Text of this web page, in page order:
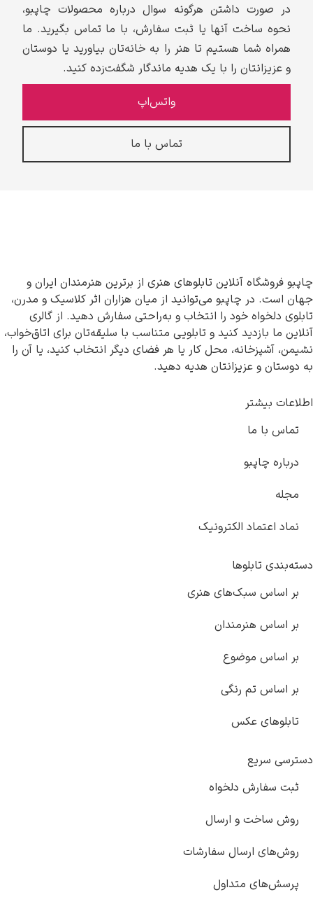
در صورت داشتن هرگونه سوال درباره محصولات چاپبو،
نحوه ساخت آنها یا ثبت سفارش، با ما تماس بگیرید. ما
همراه شما هستیم تا هنر را به خانه‌تان بیاورید یا دوستان
و عزیزانتان را با یک هدیه ماندگار شگفت‌زده کنید.
واتس‌اپ
تماس با ما
چاپبو فروشگاه آنلاین تابلوهای هنری از برترین هنرمندان ایران و
جهان است. در چاپبو می‌توانید از میان هزاران اثر کلاسیک و مدرن،
تابلوی دلخواه خود را انتخاب و به‌راحتی سفارش دهید. از گالری
آنلاین ما بازدید کنید و تابلویی متناسب با سلیقه‌تان برای اتاق‌خواب،
نشیمن، آشپزخانه، محل کار یا هر فضای دیگر انتخاب کنید، یا آن را
به دوستان و عزیزانتان هدیه دهید.
اطلاعات بیشتر
تماس با ما
درباره چاپبو
مجله
نماد اعتماد الکترونیک
دسته‌بندی تابلوها
بر اساس سبک‌های هنری
بر اساس هنرمندان
بر اساس موضوع
بر اساس تم رنگی
تابلوهای عکس
دسترسی سریع
ثبت سفارش دلخواه
روش ساخت و ارسال
روش‌های ارسال سفارشات
پرسش‌های متداول